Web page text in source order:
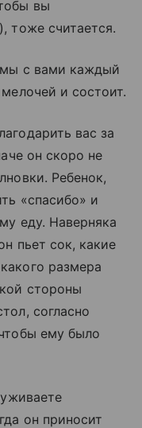
вы
тоже считается.
мы с вами каждый
и состоит.
вас за
он скоро не
Ребенок,
«спасибо» и
еду. Наверняка
пьет сок, какие
размера
стороны
согласно
ему было
он приносит